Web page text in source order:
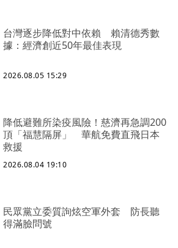
台灣逐步降低對中依賴 賴清德秀數
據：經濟創近50年最佳表現
2026.08.05 15:29
降低避難所染疫風險！慈濟再急調200
頂「福慧隔屏」 華航免費直飛日本
救援
2026.08.04 19:10
民眾黨立委質詢炫空軍外套 防長聽
得滿臉問號